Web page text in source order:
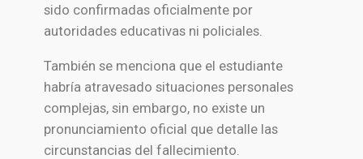
sido confirmadas oficialmente por
autoridades educativas ni policiales.
También se menciona que el estudiante
habría atravesado situaciones personales
complejas, sin embargo, no existe un
pronunciamiento oficial que detalle las
circunstancias del fallecimiento.